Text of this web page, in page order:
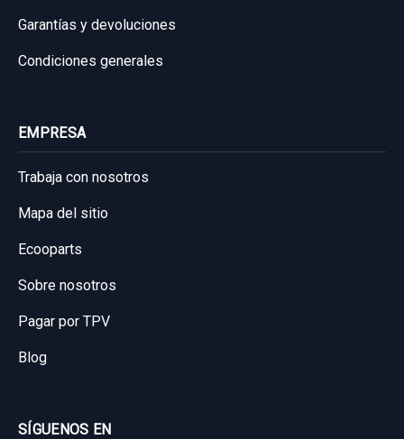
Garantías y devoluciones
Condiciones generales
EMPRESA
Trabaja con nosotros
Mapa del sitio
Ecooparts
Sobre nosotros
Pagar por TPV
Blog
SÍGUENOS EN